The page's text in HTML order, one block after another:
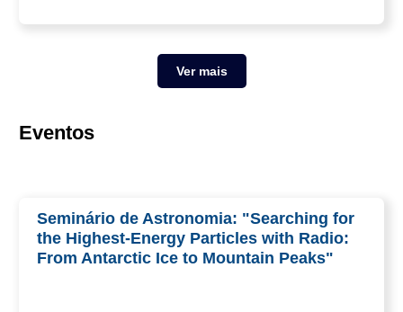
Ver mais
Eventos
Seminário de Astronomia: "Searching for
the Highest-Energy Particles with Radio:
From Antarctic Ice to Mountain Peaks"